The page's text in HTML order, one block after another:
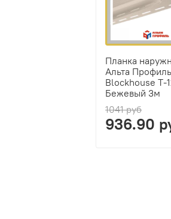
Планка
Альта Профиль
Blockhouse Т-
Бежевый 3м
1041 руб
936.90